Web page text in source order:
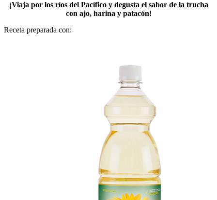
¡Viaja por los ríos del Pacífico y degusta el sabor de la trucha
con ajo, harina y patacón!
Receta preparada con: